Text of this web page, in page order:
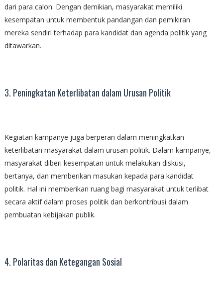
dari para calon. Dengan demikian, masyarakat memiliki
kesempatan untuk membentuk pandangan dan pemikiran
mereka sendiri terhadap para kandidat dan agenda politik yang
ditawarkan.
3. Peningkatan Keterlibatan dalam Urusan Politik
Kegiatan kampanye juga berperan dalam meningkatkan
keterlibatan masyarakat dalam urusan politik. Dalam kampanye,
masyarakat diberi kesempatan untuk melakukan diskusi,
bertanya, dan memberikan masukan kepada para kandidat
politik. Hal ini memberikan ruang bagi masyarakat untuk terlibat
secara aktif dalam proses politik dan berkontribusi dalam
pembuatan kebijakan publik.
4. Polaritas dan Ketegangan Sosial